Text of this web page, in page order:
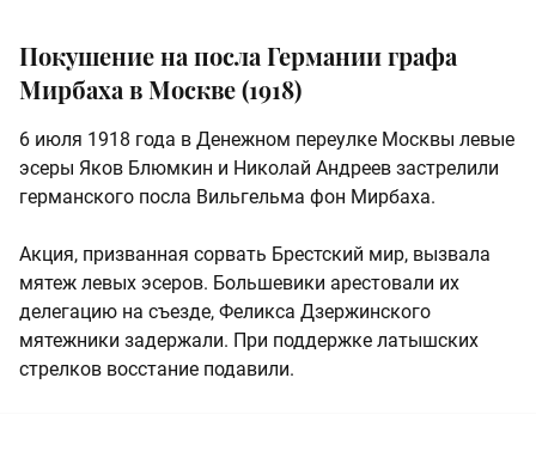
Покушение на посла Германии графа
Мирбаха в Москве (1918)
6 июля 1918 года в Денежном переулке Москвы левые
эсеры Яков Блюмкин и Николай Андреев застрелили
германского посла Вильгельма фон Мирбаха.
Акция, призванная сорвать Брестский мир, вызвала
мятеж левых эсеров. Большевики арестовали их
делегацию на съезде, Феликса Дзержинского
мятежники задержали. При поддержке латышских
стрелков восстание подавили.